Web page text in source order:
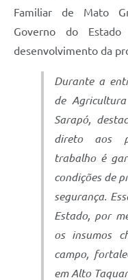
Familiar de Mato
Governo do
desenvolvimento da
Durante a
de
Sarapó,
direto aos
trabalho é
condições de
segurança.
Estado, por
os insumos
campo,
em Alto